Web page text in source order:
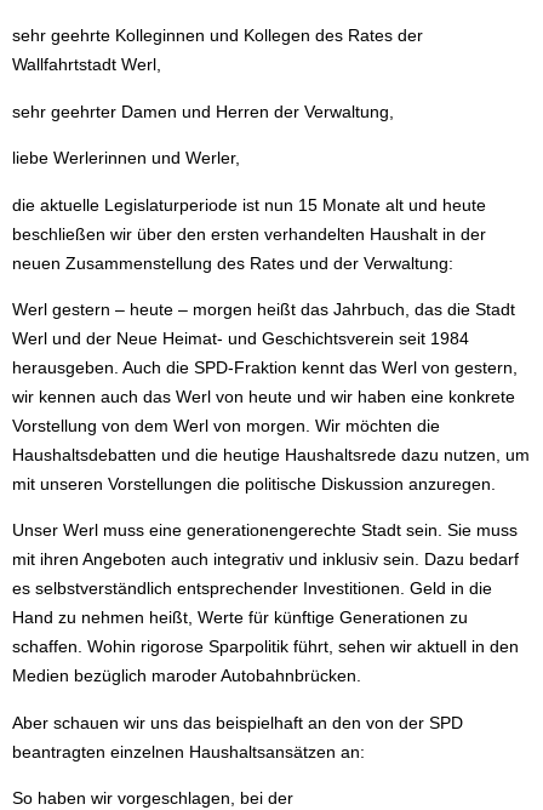
sehr geehrte Kolleginnen und Kollegen des Rates der
Wallfahrtstadt Werl,
sehr geehrter Damen und Herren der Verwaltung,
liebe Werlerinnen und Werler,
die aktuelle Legislaturperiode ist nun 15 Monate alt und heute
beschließen wir über den ersten verhandelten Haushalt in der
neuen Zusammenstellung des Rates und der Verwaltung:
Werl gestern – heute – morgen heißt das Jahrbuch, das die Stadt
Werl und der Neue Heimat- und Geschichtsverein seit 1984
herausgeben. Auch die SPD-Fraktion kennt das Werl von gestern,
wir kennen auch das Werl von heute und wir haben eine konkrete
Vorstellung von dem Werl von morgen. Wir möchten die
Haushaltsdebatten und die heutige Haushaltsrede dazu nutzen, um
mit unseren Vorstellungen die politische Diskussion anzuregen.
Unser Werl muss eine generationengerechte Stadt sein. Sie muss
mit ihren Angeboten auch integrativ und inklusiv sein. Dazu bedarf
es selbstverständlich entsprechender Investitionen. Geld in die
Hand zu nehmen heißt, Werte für künftige Generationen zu
schaffen. Wohin rigorose Sparpolitik führt, sehen wir aktuell in den
Medien bezüglich maroder Autobahnbrücken.
Aber schauen wir uns das beispielhaft an den von der SPD
beantragten einzelnen Haushaltsansätzen an:
So haben wir vorgeschlagen, bei der